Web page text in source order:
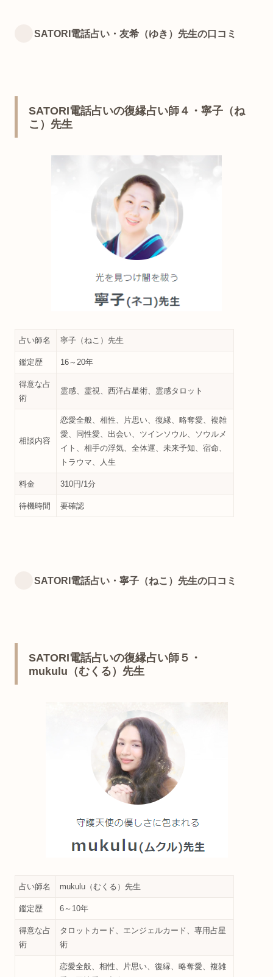
SATORI電話占い・友希（ゆき）先生の口コミ
SATORI電話占いの復縁占い師４・寧子（ね
こ）先生
占い師名 寧子（ねこ）先生
鑑定歴 16～20年
得意な占
術
霊感、霊視、西洋占星術、霊感タロット
相談内容
恋愛全般、相性、片思い、復縁、略奪愛、複雑
愛、同性愛、出会い、ツインソウル、ソウルメ
イト、相手の浮気、全体運、未来予知、宿命、
トラウマ、人生
料金 310円/1分
待機時間 要確認
SATORI電話占い・寧子（ねこ）先生の口コミ
SATORI電話占いの復縁占い師５・
mukulu（むくる）先生
占い師名 mukulu（むくる）先生
鑑定歴 6～10年
得意な占
術
タロットカード、エンジェルカード、専用占星
術
恋愛全般、相性、片思い、復縁、略奪愛、複雑